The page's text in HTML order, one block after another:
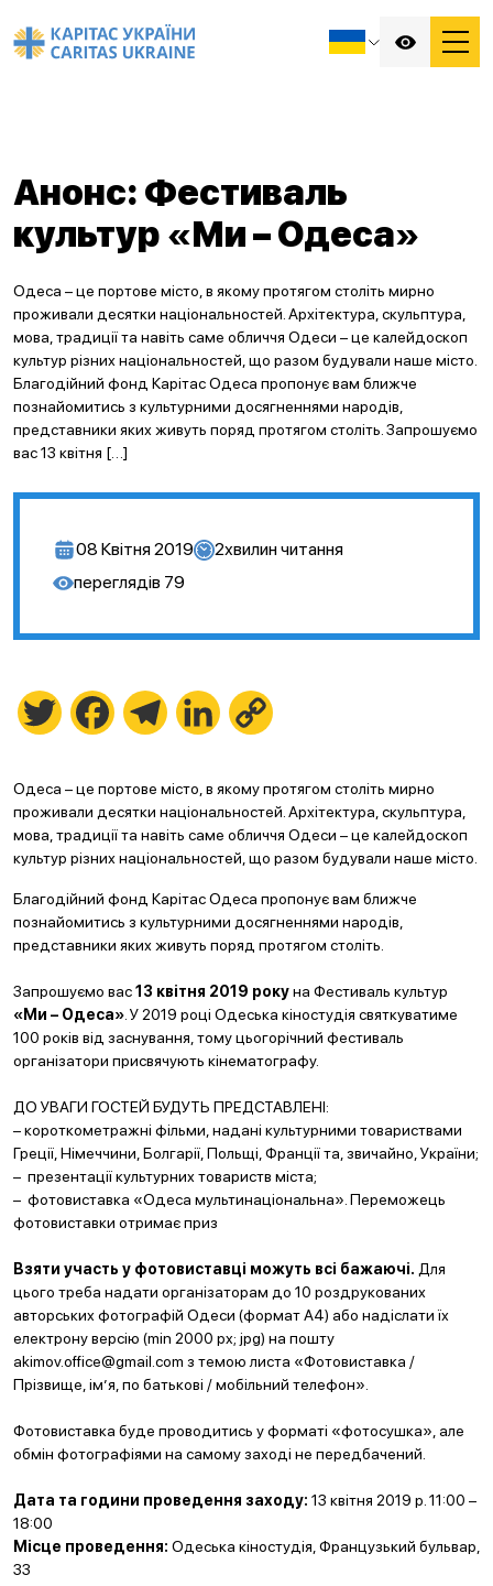
Анонс: Фестиваль
культур «Ми – Одеса»
Одеса – це портове місто, в якому протягом століть мирно
проживали десятки національностей. Архітектура, скульптура,
мова, традиції та навіть саме обличчя Одеси – це калейдоскоп
культур різних національностей, що разом будували наше місто.
Благодійний фонд Карітас Одеса пропонує вам ближче
познайомитись з культурними досягненнями народів,
представники яких живуть поряд протягом століть. Запрошуємо
вас 13 квітня […]
08 Квітня 2019 2хвилин читання
переглядів 79
Twitter FacebookTelegramLinkedIn
Одеса – це портове місто, в якому протягом століть мирно
проживали десятки національностей. Архітектура, скульптура,
мова, традиції та навіть саме обличчя Одеси – це калейдоскоп
культур різних національностей, що разом будували наше місто.
Благодійний фонд Карітас Одеса пропонує вам ближче
познайомитись з культурними досягненнями народів,
представники яких живуть поряд протягом століть.
Запрошуємо вас13 квітня 2019 рокуна Фестиваль культур
«Ми – Одеса» . У 2019 році Одеська кіностудія святкуватиме
100 років від заснування, тому цьогорічний фестиваль
організатори присвячують кінематографу.
ДО УВАГИ ГОСТЕЙ БУДУТЬ ПРЕДСТАВЛЕНІ:
– короткометражні фільми, надані культурними товариствами
Греції, Німеччини, Болгарії, Польщі, Франції та, звичайно, України;
– презентації культурних товариств міста;
– фотовиставка «Одеса мультинаціональна». Переможець
фотовиставки отримає приз
Взяти участь у фотовиставці можуть всі бажаючі. Для
цього треба надати організаторам до 10 роздрукованих
авторських фотографій Одеси (формат А4) або надіслати їх
електрону версію (min 2000 px; jpg) на пошту
akimov.office@gmail.com з темою листа «Фотовиставка /
Прізвище, ім’я, по батькові / мобільний телефон».
Фотовиставка буде проводитись у форматі «фотосушка», але
обмін фотографіями на самому заході не передбачений.
Дата та години проведення заходу: 13 квітня 2019 р. 11:00 –
18:00
Місце проведення: Одеська кіностудія, Французький бульвар,
33